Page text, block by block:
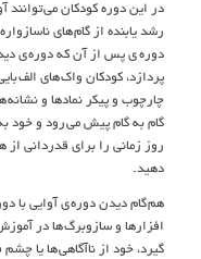
در اين دوره کودکان مي توانند
رشد يابنده از گام هاي
دوره ي پس از آن که دوره ي
پردازد، کودکان واک هاي الف
چارچوب و پيکر نمادها و
گام به گام پيش مي رود و
روز زمانی را برای قدردانی
دهید.
هم گام ديدن دوره ي آوايي با
افزارها و سازوبرگ ها در
گيرد، خود از ناآگاهي ها يا